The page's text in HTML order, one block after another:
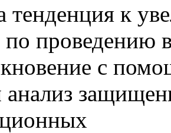
тенденция к
по проведению
с
анализ